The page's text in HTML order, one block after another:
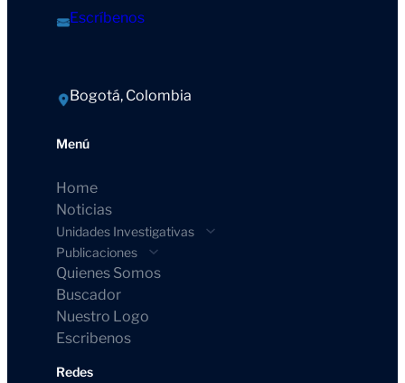
Escríbenos
Bogotá, Colombia
Menú
Home
Noticias
Unidades Investigativas
Publicaciones
Quienes Somos
Buscador
Nuestro Logo
Escribenos
Redes